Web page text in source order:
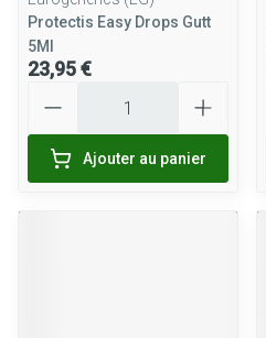
Protectis Easy Drops Gutt
5Ml
23,95 €
Ajouter au panier